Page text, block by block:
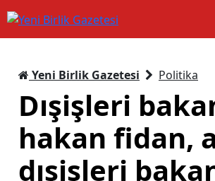
Yeni Birlik Gazetesi Politika
Dışişleri
hakan fidan,
dışişleri